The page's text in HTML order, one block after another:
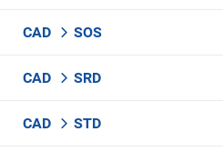
CAD SOS
CAD SRD
CAD STD